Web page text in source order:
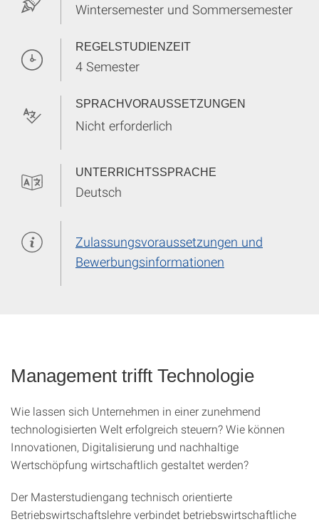
Wintersemester und Sommersemester
REGELSTUDIENZEIT
4 Semester
SPRACHVORAUSSETZUNGEN
Nicht erforderlich
UNTERRICHTSSPRACHE
Deutsch
Zulassungsvoraussetzungen und
Bewerbungsinformationen
Management trifft Technologie
Wie lassen sich Unternehmen in einer zunehmend
technologisierten Welt erfolgreich steuern? Wie können
Innovationen, Digitalisierung und nachhaltige
Wertschöpfung wirtschaftlich gestaltet werden?
Der Masterstudiengang technisch orientierte
Betriebswirtschaftslehre verbindet betriebswirtschaftliche